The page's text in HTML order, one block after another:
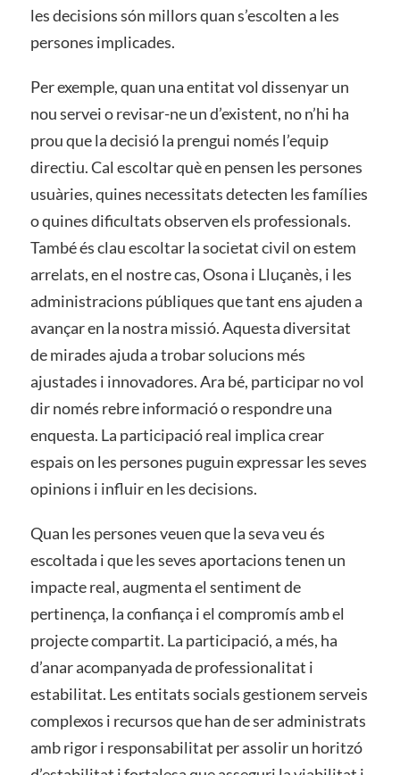
les decisions són millors quan s’escolten a les
persones implicades.
Per exemple, quan una entitat vol dissenyar un
nou servei o revisar-ne un d’existent, no n’hi ha
prou que la decisió la prengui només l’equip
directiu. Cal escoltar què en pensen les persones
usuàries, quines necessitats detecten les famílies
o quines dificultats observen els professionals.
També és clau escoltar la societat civil on estem
arrelats, en el nostre cas, Osona i Lluçanès, i les
administracions públiques que tant ens ajuden a
avançar en la nostra missió. Aquesta diversitat
de mirades ajuda a trobar solucions més
ajustades i innovadores. Ara bé, participar no vol
dir només rebre informació o respondre una
enquesta. La participació real implica crear
espais on les persones puguin expressar les seves
opinions i influir en les decisions.
Quan les persones veuen que la seva veu és
escoltada i que les seves aportacions tenen un
impacte real, augmenta el sentiment de
pertinença, la confiança i el compromís amb el
projecte compartit. La participació, a més, ha
d’anar acompanyada de professionalitat i
estabilitat. Les entitats socials gestionem serveis
complexos i recursos que han de ser administrats
amb rigor i responsabilitat per assolir un horitzó